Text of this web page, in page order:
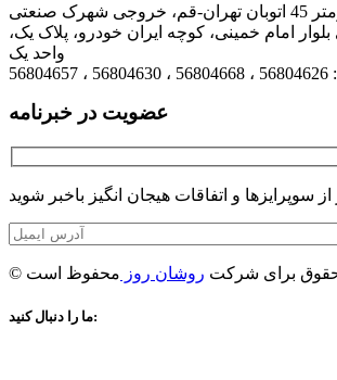
آدرس: تهران، کیلومتر 45 اتوبان تهران-قم، خروجی شهرک صنعتی
امام خمینی، کوچه ایران خودرو، پلاک یک،
واحد یک
عضویت در خبرنامه
حقوق برای شرکت روشان روز
ما را دنبال کنید: